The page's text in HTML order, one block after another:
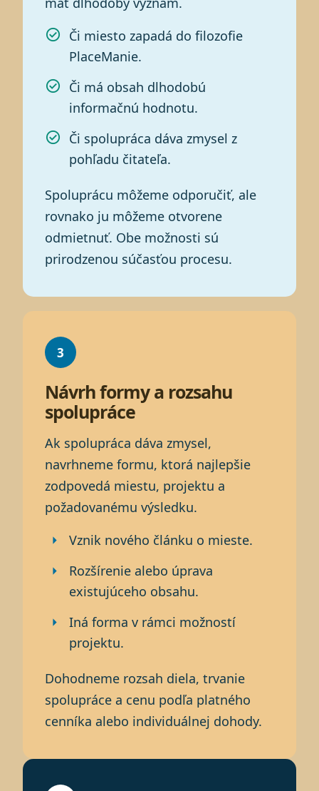
Či miesto zapadá do filozofie
PlaceManie.
Či má obsah dlhodobú
informačnú hodnotu.
Či spolupráca dáva zmysel z
pohľadu čitateľa.
Spoluprácu môžeme odporučiť, ale
rovnako ju môžeme otvorene
odmietnuť. Obe možnosti sú
prirodzenou súčasťou procesu.
3
Návrh formy a rozsahu
spolupráce
Ak spolupráca dáva zmysel,
navrhneme formu, ktorá najlepšie
zodpovedá miestu, projektu a
požadovanému výsledku.
Vznik nového článku o mieste.
Rozšírenie alebo úprava
existujúceho obsahu.
Iná forma v rámci možností
projektu.
Dohodneme rozsah diela, trvanie
spolupráce a cenu podľa platného
cenníka alebo individuálnej dohody.